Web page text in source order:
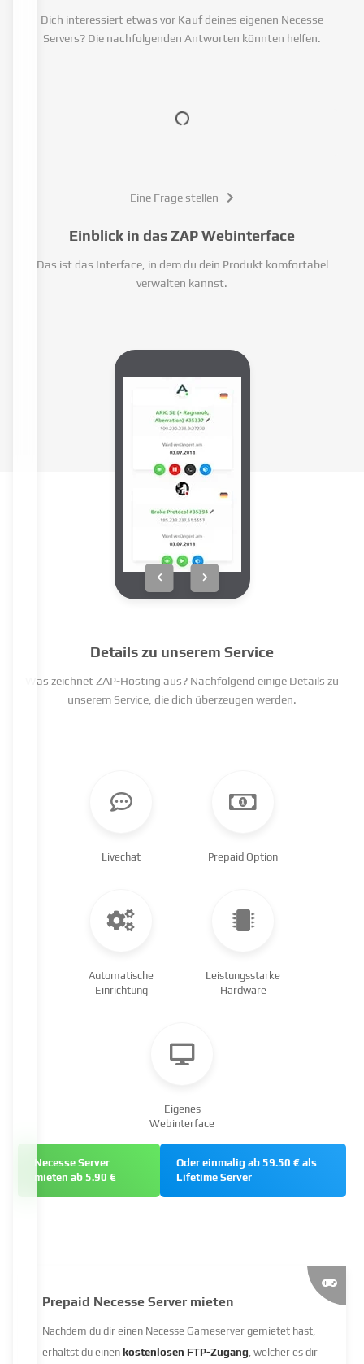
Dich interessiert etwas vor Kauf deines eigenen Necesse
Servers? Die nachfolgenden Antworten könnten helfen.
Eine Frage stellen
Einblick in das ZAP Webinterface
Das ist das Interface, in dem du dein Produkt komfortabel
verwalten kannst.
Details zu unserem Service
Was zeichnet ZAP-Hosting aus? Nachfolgend einige Details zu
unserem Service, die dich überzeugen werden.
Livechat Prepaid Option
Automatische
Einrichtung
Leistungsstarke
Hardware
Eigenes
Webinterface
Necesse Server
mieten ab 5.90 €
Oder einmalig ab 59.50 € als
Lifetime Server
Prepaid Necesse Server mieten
Nachdem du dir einen Necesse Gameserver gemietet hast,
erhältst du einenkostenlosen FTP-Zugang , welcher es dir